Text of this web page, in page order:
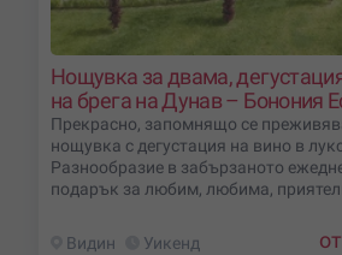
Нощувка за двама,
на брега на Дунав – Бонония
Прекрасно, запомнящо се
нощувка с дегустация на вино в
Разнообразие в забързаното
подарък за любим, любима,
Видин Уикенд от